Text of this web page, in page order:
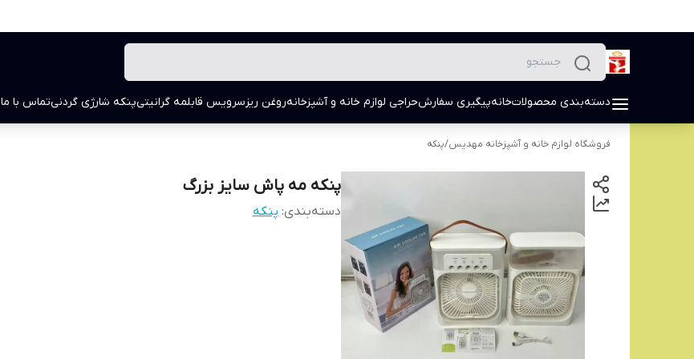
دسته‌بندی محصولاتخانهپیگیری سفارشحراجی لوازم خانه و آشپزخانهروغن ریزسرویس قابلمه گرانیتیپنکه شارژی گردنیتماس با ما
فروشگاه لوازم خانه و آشپزخانه مهدیس/پنکه
پنکه مه پاش سایز بزرگ
دسته‌بندی: پنکه